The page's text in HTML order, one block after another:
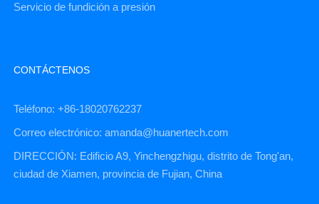
Servicio de fundición a presión
CONTÁCTENOS
Teléfono: +86-18020762237
Correo electrónico: amanda@huanertech.com
DIRECCIÓN: Edificio A9, Yinchengzhigu, distrito de Tong'an,
ciudad de Xiamen, provincia de Fujian, China